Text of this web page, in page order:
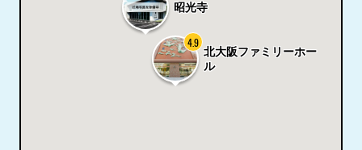
北大阪ファミリーホー
ル
4.9
昭光寺